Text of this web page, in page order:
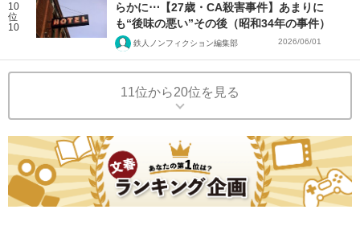
10
位
10
らかに⋯【27歳・CA殺害事件】あまりに
も“後味の悪い”その後（昭和34年の事件）
鉄人ノンフィクション編集部 2026/06/01
11位から20位を見る